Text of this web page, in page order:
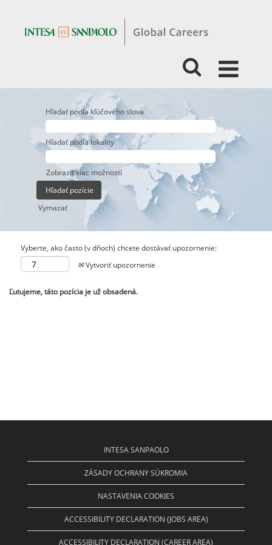
Hľadať podľa kľúčového slova
Hľadať podľa lokality
Zobraziť viac možností
Vymazať
Vyberte, ako často (v dňoch) chcete dostávať upozornenie:
Vytvoriť upozornenie
Ľutujeme, táto pozícia je už obsadená.
INTESA SANPAOLO
ZÁSADY OCHRANY SÚKROMIA
NASTAVENIA COOKIES
ACCESSIBILITY DECLARATION (JOBS AREA)
ACCESSIBILITY DECLARATION (CAREER AREA)